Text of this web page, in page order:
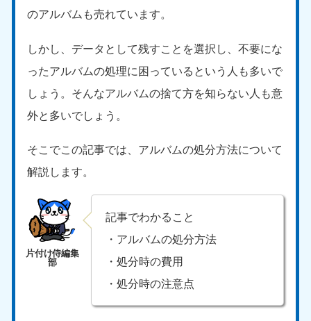
のアルバムも売れています。
しかし、データとして残すことを選択し、不要にな
ったアルバムの処理に困っているという人も多いで
しょう。そんなアルバムの捨て方を知らない人も意
外と多いでしょう。
そこでこの記事では、アルバムの処分方法について
解説します。
記事でわかること
・アルバムの処分方法
・処分時の費用
・処分時の注意点